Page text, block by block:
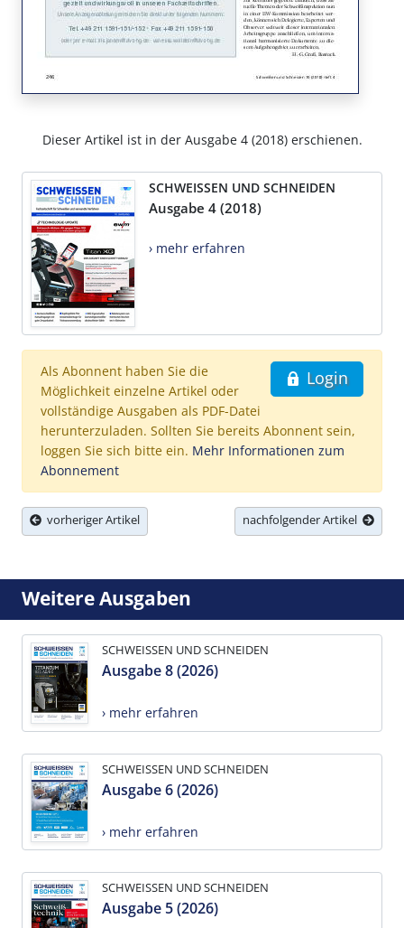
Dieser Artikel ist in der Ausgabe 4 (2018) erschienen.
SCHWEISSEN UND SCHNEIDEN
Ausgabe 4 (2018)
› mehr erfahren
Login
Als Abonnent haben Sie die
Möglichkeit einzelne Artikel oder
vollständige Ausgaben als PDF-Datei
herunterzuladen. Sollten Sie bereits Abonnent sein,
loggen Sie sich bitte ein. Mehr Informationen zum
Abonnement
vorheriger Artikel nachfolgender Artikel
Weitere Ausgaben
SCHWEISSEN UND SCHNEIDEN
Ausgabe 8 (2026)
› mehr erfahren
SCHWEISSEN UND SCHNEIDEN
Ausgabe 6 (2026)
› mehr erfahren
SCHWEISSEN UND SCHNEIDEN
Ausgabe 5 (2026)